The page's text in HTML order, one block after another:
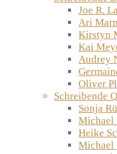
Joe R.
Ari
Kirstyn
Kai
Audrey
Oliver
Schreibende
Sonja
Michael
Heike
Michael